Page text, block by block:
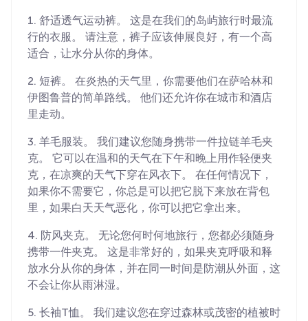
1. 舒适透气运动裤。 这是在我们的岛屿旅行时最流
行的衣服。 请注意，裤子应该伸展良好，有一个高
适合，让水分从你的身体。
2. 短裤。 在炎热的天气里，你需要他们在萨哈林和
伊图鲁普的简单路线。 他们还允许你在城市和酒店
里走动。
3. 羊毛服装。 我们建议您随身携带一件拉链羊毛夹
克。 它可以在温和的天气在下午和晚上用作轻便夹
克，在凉爽的天气下穿在风衣下。 在任何情况下，
如果你不需要它，你总是可以把它脱下来放在背包
里，如果白天天气恶化，你可以把它拿出来。
4. 防风夹克。 无论您何时何地旅行，您都必须随身
携带一件夹克。 这是非常好的，如果夹克呼吸和释
放水分从你的身体，并在同一时间是防潮从外面，这
不会让你从雨淋湿。
5. 长袖T恤。 我们建议您在穿过森林或茂密的植被时